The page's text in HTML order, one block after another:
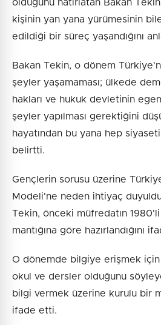
olduğunu hatırlatan Bakan
kişinin yan yana yürümesinin
edildiği bir süreç yaşandığını
Bakan Tekin, o dönem
şeyler yaşamaması; ülkede
hakları ve hukuk devletinin
şeyler yapılması gerektiğini
hayatından bu yana hep
belirtti.
Gençlerin sorusu üzerine
Modeli'ne neden ihtiyaç
Tekin, önceki müfredatın 1980'li
mantığına göre hazırlandığını
O dönemde bilgiye erişmek için
okul ve dersler olduğunu
bilgi vermek üzerine kurulu bir
ifade etti.